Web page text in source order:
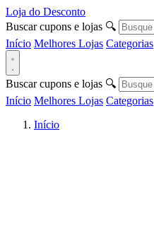
Loja do Desconto
Buscar cupons e lojas 🔍
Início Melhores Lojas Categorias
Buscar cupons e lojas 🔍
Início Melhores Lojas Categorias
Início